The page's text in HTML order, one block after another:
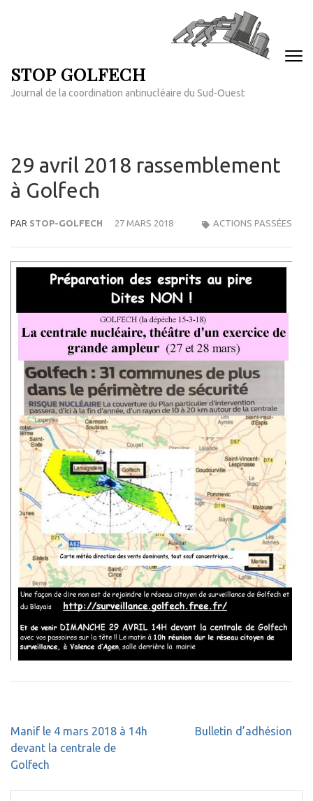
Entrée)
STOP GOLFECH
Journal de la coordination antinucléaire du Sud-Ouest
29 avril 2018 rassemblement
à Golfech
PAR STOP-GOLFECH 27 MARS 2018 ACTIONS PASSÉES
Navigation
de
l’article
Manif le 4 mars 2018 à 14h
devant la centrale de
Golfech
Bulletin d’adhésion